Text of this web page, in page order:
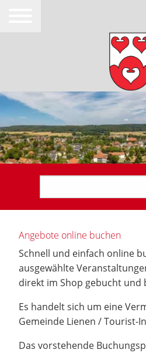
Angebote online buchen
Schnell und einfach online
ausgewählte
direkt im Shop gebucht und
Es handelt sich um eine
Gemeinde Lienen / Tourist-
Das vorstehende